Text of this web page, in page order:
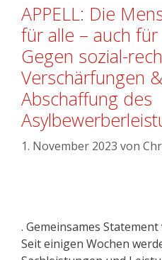
APPELL: Die
für alle – auch
Gegen sozial-
Verschärfungen
Abschaffung des
1. November 2023 von
. Gemeinsames
Seit einigen Wochen